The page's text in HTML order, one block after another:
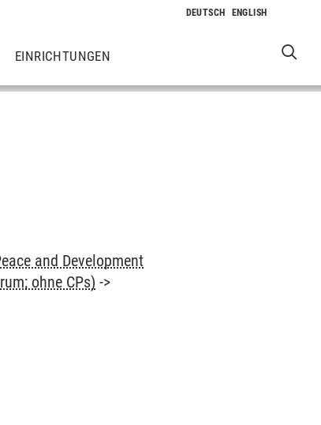
EINRICHTUNGEN
and Development
ohne CPs) ->